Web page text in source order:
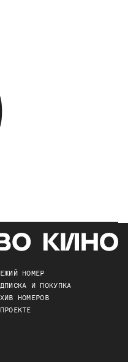
НОМЕР
И ПОКУПКА
НОМЕРОВ